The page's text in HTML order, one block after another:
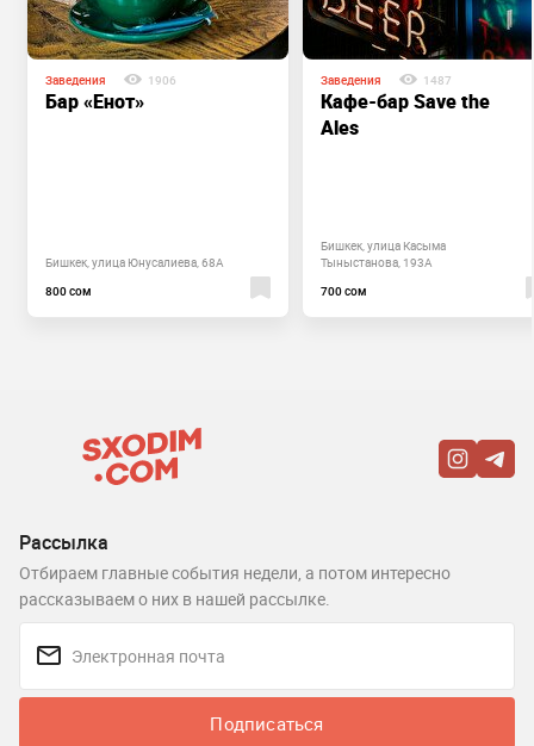
Заведения 1906
Бар «Енот»
Бишкек, улица Юнусалиева, 68А
800 сом
Заведения 1487
Кафе-бар Save the
Ales
Бишкек, улица Касыма
Тыныстанова, 193А
700 сом
Рассылка
Отбираем главные события недели, а потом интересно
рассказываем о них в нашей рассылке.
Подписаться